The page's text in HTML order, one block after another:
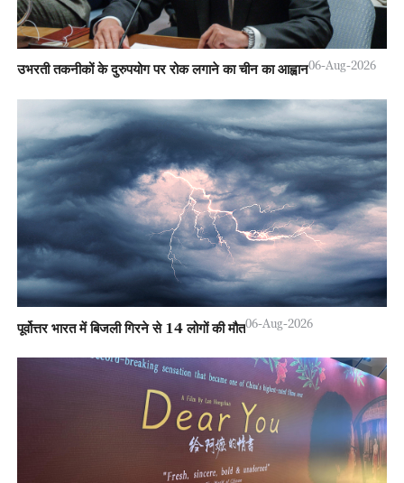
उभरती तकनीकों के दुरुपयोग पर रोक लगाने का चीन का आह्वान06-Aug-2026
पूर्वोत्तर भारत में बिजली गिरने से 14 लोगों की मौत06-Aug-2026